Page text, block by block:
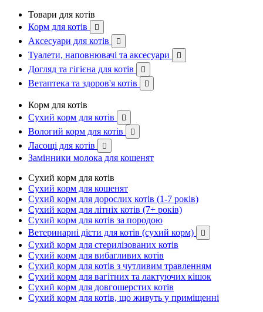
Товари для котів
Корм для котів

Аксесуари для котів 
Туалети, наповнювачі та аксесуари 
Догляд та гігієна для котів 
Ветаптека та здоров'я котів 
Корм для котів
Сухий корм для котів

Вологий корм для котів 
Ласощі для котів 
Замінники молока для кошенят
Сухий корм для котів
Сухий корм для кошенят
Сухий корм для дорослих котів (1-7 років)
Сухий корм для літніх котів (7+ років)
Сухий корм для котів за породою
Ветеринарні дієти для котів (сухий корм)

Сухий корм для стерилізованих котів
Сухий корм для вибагливих котів
Сухий корм для котів з чутливим травленням
Сухий корм для вагітних та лактуючих кішок
Сухий корм для довгошерстих котів
Сухий корм для котів, що живуть у приміщенні